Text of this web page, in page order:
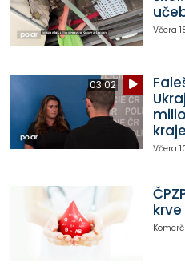
Včera
03:02
Včera
krve